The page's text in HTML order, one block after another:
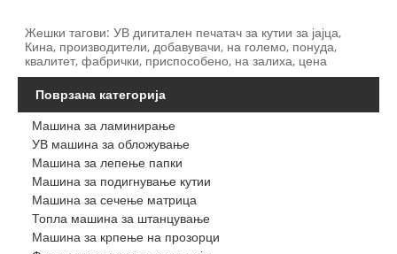
Жешки тагови: УВ дигитален печатач за кутии за јајца,
Кина, производители, добавувачи, на големо, понуда,
квалитет, фабрички, приспособено, на залиха, цена
Поврзана категорија
Машина за ламинирање
УВ машина за обложување
Машина за лепење папки
Машина за подигнување кутии
Машина за сечење матрица
Топла машина за штанцување
Машина за крпење на прозорци